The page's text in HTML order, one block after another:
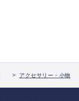
アクセサリー・小物